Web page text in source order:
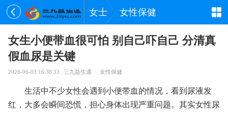
女士 女性保健
女生小便带血很可怕 别自己吓自己 分清真
假血尿是关键
2026-06-03 16:38:33 三九益生通 女性保健
生活中不少女性会遇到小便带血的情况，看到尿液发
红，大多会瞬间恐慌，担心身体出现严重问题。其实女性尿